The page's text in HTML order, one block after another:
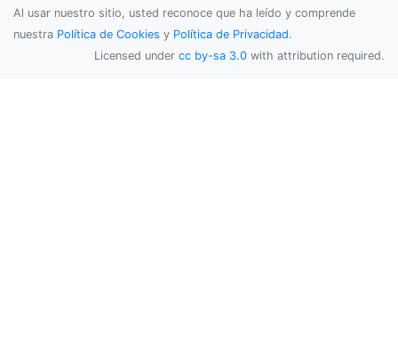
Al usar nuestro sitio, usted reconoce que ha leído y comprende
nuestra Política de Cookies y Política de Privacidad.
Licensed under cc by-sa 3.0 with attribution required.